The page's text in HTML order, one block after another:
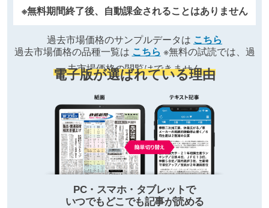
※無料期間終了後、自動課金されることはありません
過去市場価格のサンプルデータは こちら
過去市場価格の品種一覧は こちら ※無料の試読では、過
去市場価格の閲覧はできません
電子版が選ばれている理由
PC・スマホ・タブレットで
いつでもどこでも記事が読める